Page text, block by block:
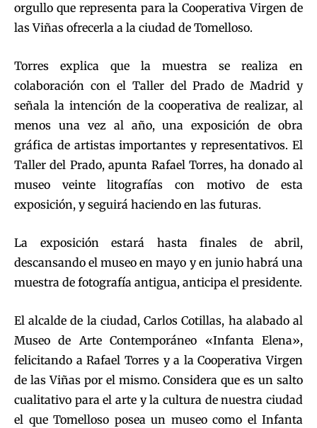
orgullo que representa para la Cooperativa Virgen de
las Viñas ofrecerla a la ciudad de Tomelloso.
Torres explica que la muestra se realiza en
colaboración con el Taller del Prado de Madrid y
señala la intención de la cooperativa de realizar, al
menos una vez al año, una exposición de obra
gráfica de artistas importantes y representativos. El
Taller del Prado, apunta Rafael Torres, ha donado al
museo veinte litografías con motivo de esta
exposición, y seguirá haciendo en las futuras.
La exposición estará hasta finales de abril,
descansando el museo en mayo y en junio habrá una
muestra de fotografía antigua, anticipa el presidente.
El alcalde de la ciudad, Carlos Cotillas, ha alabado al
Museo de Arte Contemporáneo «Infanta Elena»,
felicitando a Rafael Torres y a la Cooperativa Virgen
de las Viñas por el mismo. Considera que es un salto
cualitativo para el arte y la cultura de nuestra ciudad
el que Tomelloso posea un museo como el Infanta